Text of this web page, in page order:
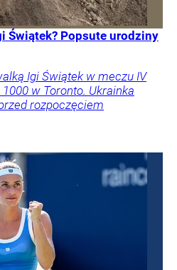
Świątek? Popsute urodziny
Igi Świątek w meczu IV
w Toronto. Ukrainka
rozpoczęciem